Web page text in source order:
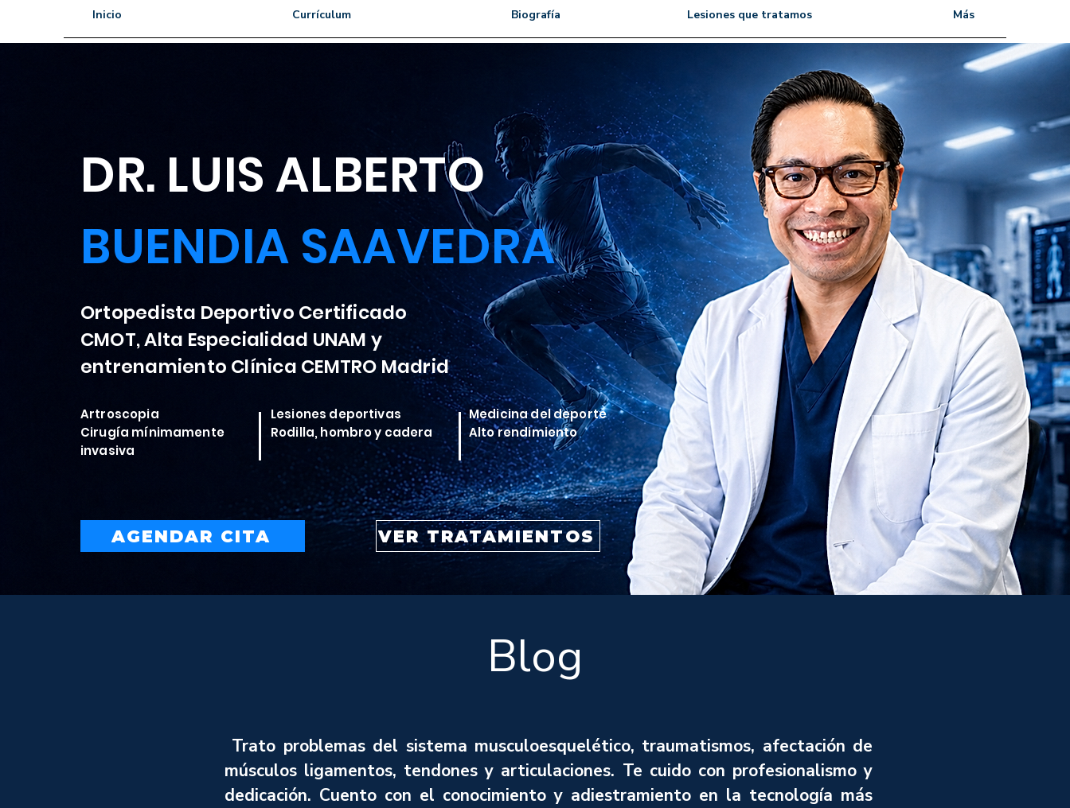
Inicio Currículum Biografía Lesiones que tratamos Más
DR. LUIS ALBERTO
BUENDIA SAAVEDRA
Ortopedista Deportivo Certificado
CMOT, Alta Especialidad UNAM y
entrenamiento Clínica CEMTRO Madrid
Artroscopia
Cirugía mínimamente
invasiva
Lesiones deportivas
Rodilla, hombro y cadera
Medicina del deporte
Alto rendimiento
AGENDAR CITA VER TRATAMIENTOS
Blog
Trato problemas del sistema musculoesquelético, traumatismos, afectación de
músculos ligamentos, tendones y articulaciones. Te cuido con profesionalismo y
dedicación. Cuento con el conocimiento y adiestramiento en la tecnología más